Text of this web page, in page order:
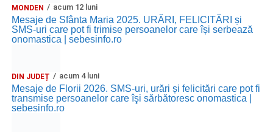
MONDEN acum 12 luni
Mesaje de Sfânta Maria 2025. URĂRI, FELICITĂRI și
SMS-uri care pot fi trimise persoanelor care își serbează
onomastica | sebesinfo.ro
DIN JUDEȚ acum 4 luni
Mesaje de Florii 2026. SMS-uri, urări și felicitări care pot fi
transmise persoanelor care îşi sărbătoresc onomastica |
sebesinfo.ro